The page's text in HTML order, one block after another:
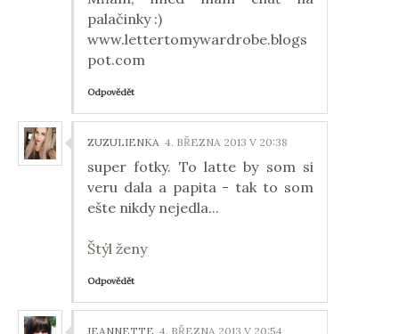
palačinky :)
www.lettertomywardrobe.blogs
pot.com
Odpovědět
ZUZULIENKA 4. BŘEZNA 2013 V 20:38
super fotky. To latte by som si
veru dala a papita - tak to som
ešte nikdy nejedla...
Štýl ženy
Odpovědět
JEANNETTE 4. BŘEZNA 2013 V 20:54